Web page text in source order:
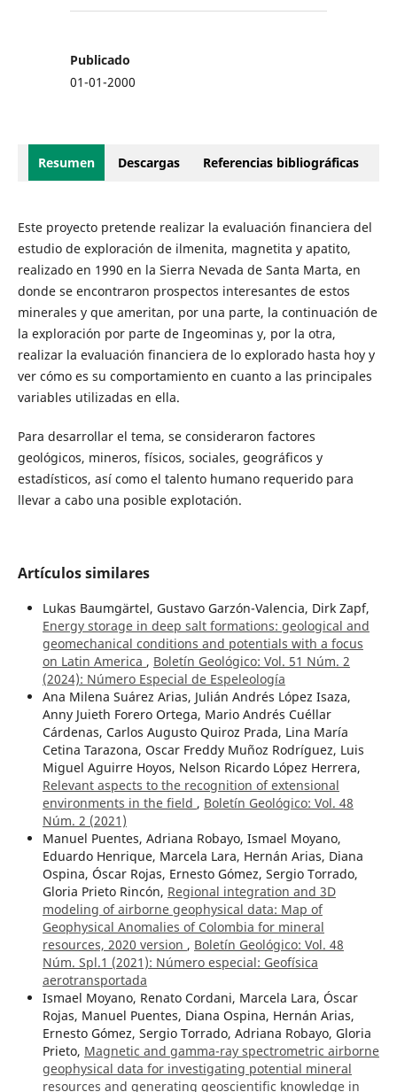
Publicado
01-01-2000
Resumen Descargas Referencias bibliográficas
Este proyecto pretende realizar la evaluación financiera del
estudio de exploración de ilmenita, magnetita y apatito,
realizado en 1990 en la Sierra Nevada de Santa Marta, en
donde se encontraron prospectos interesantes de estos
minerales y que ameritan, por una parte, la continuación de
la exploración por parte de Ingeominas y, por la otra,
realizar la evaluación financiera de lo explorado hasta hoy y
ver cómo es su comportamiento en cuanto a las principales
variables utilizadas en ella.
Para desarrollar el tema, se consideraron factores
geológicos, mineros, físicos, sociales, geográficos y
estadísticos, así como el talento humano requerido para
llevar a cabo una posible explotación.
Artículos similares
Lukas Baumgärtel, Gustavo Garzón-Valencia, Dirk Zapf,
Energy storage in deep salt formations: geological and
geomechanical conditions and potentials with a focus
on Latin America , Boletín Geológico: Vol. 51 Núm. 2
(2024): Número Especial de Espeleología
Ana Milena Suárez Arias, Julián Andrés López Isaza,
Anny Juieth Forero Ortega, Mario Andrés Cuéllar
Cárdenas, Carlos Augusto Quiroz Prada, Lina María
Cetina Tarazona, Oscar Freddy Muñoz Rodríguez, Luis
Miguel Aguirre Hoyos, Nelson Ricardo López Herrera,
Relevant aspects to the recognition of extensional
environments in the field , Boletín Geológico: Vol. 48
Núm. 2 (2021)
Manuel Puentes, Adriana Robayo, Ismael Moyano,
Eduardo Henrique, Marcela Lara, Hernán Arias, Diana
Ospina, Óscar Rojas, Ernesto Gómez, Sergio Torrado,
Gloria Prieto Rincón, Regional integration and 3D
modeling of airborne geophysical data: Map of
Geophysical Anomalies of Colombia for mineral
resources, 2020 version , Boletín Geológico: Vol. 48
Núm. Spl.1 (2021): Número especial: Geofísica
aerotransportada
Ismael Moyano, Renato Cordani, Marcela Lara, Óscar
Rojas, Manuel Puentes, Diana Ospina, Hernán Arias,
Ernesto Gómez, Sergio Torrado, Adriana Robayo, Gloria
Prieto, Magnetic and gamma-ray spectrometric airborne
geophysical data for investigating potential mineral
resources and generating geoscientific knowledge in